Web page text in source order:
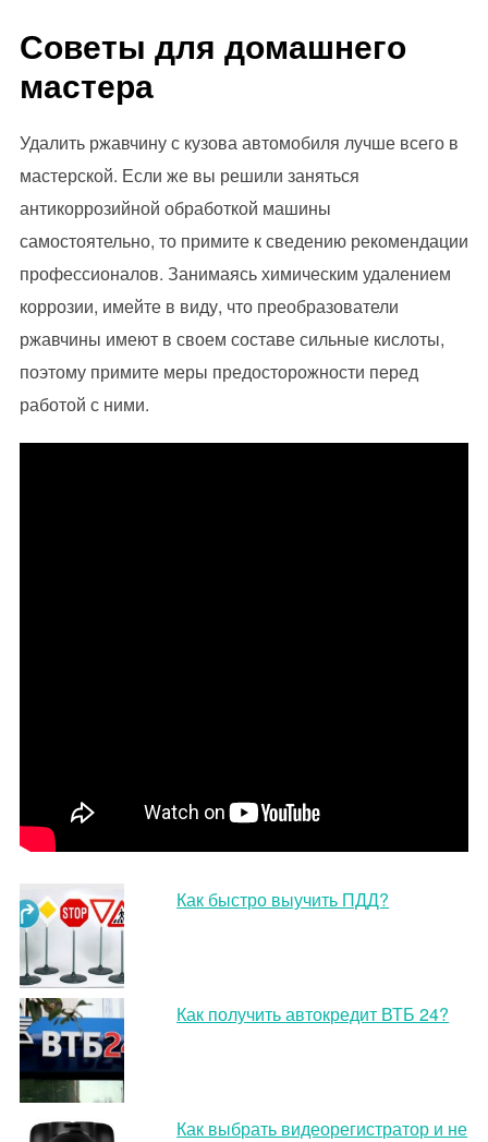
Советы для домашнего
мастера
Удалить ржавчину с кузова автомобиля лучше всего в
мастерской. Если же вы решили заняться
антикоррозийной обработкой машины
самостоятельно, то примите к сведению рекомендации
профессионалов. Занимаясь химическим удалением
коррозии, имейте в виду, что преобразователи
ржавчины имеют в своем составе сильные кислоты,
поэтому примите меры предосторожности перед
работой с ними.
Как быстро выучить ПДД?
Как получить автокредит ВТБ 24?
Как выбрать видеорегистратор и не